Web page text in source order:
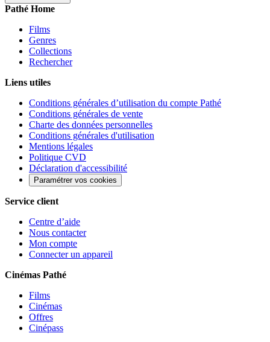
Pathé Home
Films
Genres
Collections
Rechercher
Liens utiles
Conditions générales d’utilisation du compte Pathé
Conditions générales de vente
Charte des données personnelles
Conditions générales d'utilisation
Mentions légales
Politique CVD
Déclaration d'accessibilité
Paramétrer vos cookies
Service client
Centre d’aide
Nous contacter
Mon compte
Connecter un appareil
Cinémas Pathé
Films
Cinémas
Offres
Cinépass